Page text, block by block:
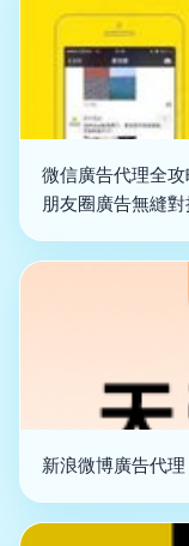
微信廣告代理全
朋友圈廣告無縫
新浪微博廣告代